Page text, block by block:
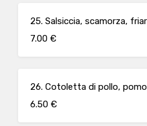
25. Salsiccia, scamorza,
7.00 €
26. Cotoletta di pollo,
6.50 €